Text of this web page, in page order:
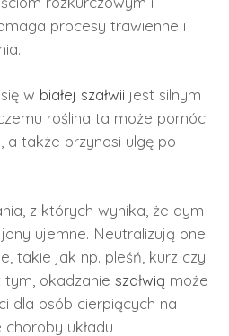
procesy trawienne i
w białej szałwii jest silnym
roślina ta może pomóc
a także przynosi ulgę po
z których wynika, że dym
ujemne. Neutralizują one
takie jak np. pleśń, kurz czy
okadzanie szałwią może
dla osób cierpiących na
układu